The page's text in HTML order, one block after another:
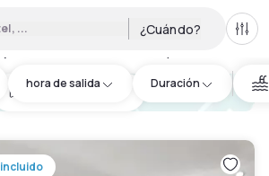
... ¿Cuándo?
hora de salida Duración
hotel.cta.view_map